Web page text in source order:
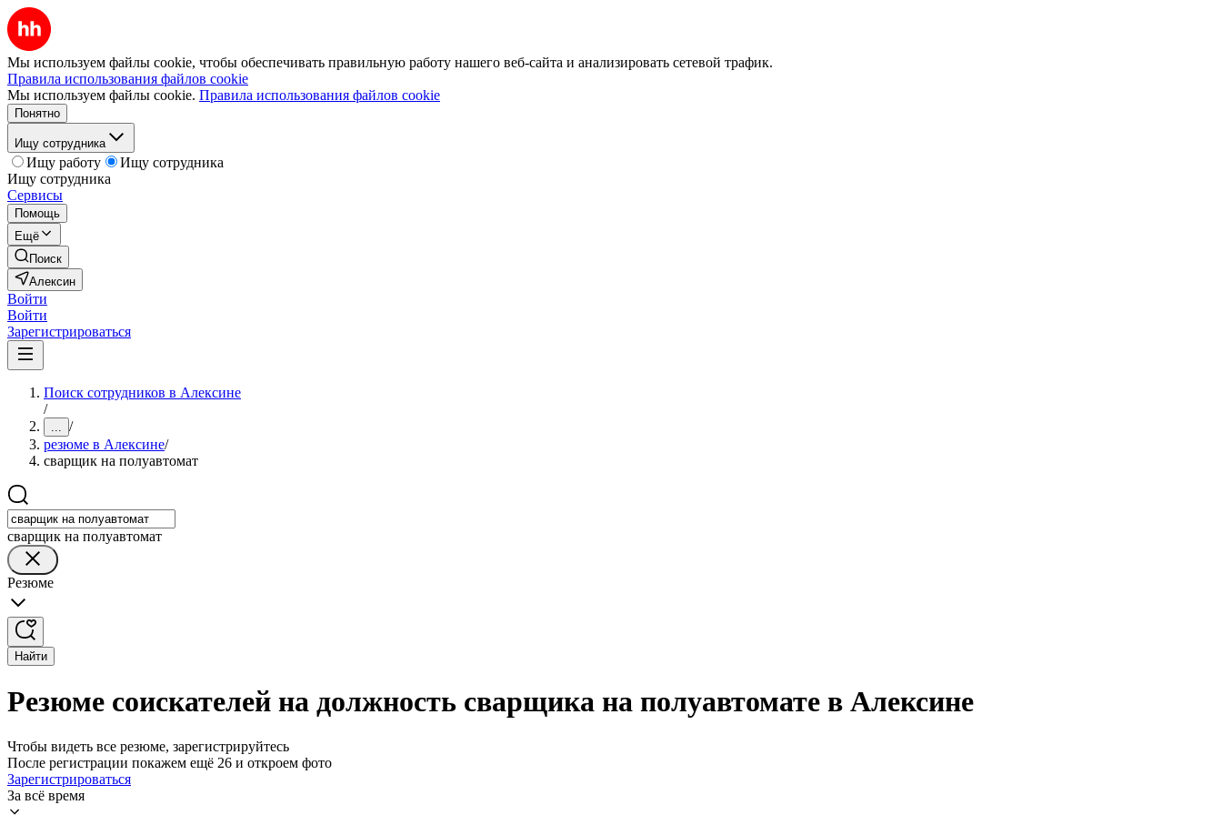
Мы используем файлы cookie, чтобы обеспечивать правильную работу нашего веб-сайта и анализировать сетевой трафик.
Правила использования файлов cookie
Мы используем файлы cookie. Правила использования файлов cookie
Понятно
Ищу сотрудника
Ищу работу
Ищу сотрудника
Ищу сотрудника
Сервисы
Помощь
Ещё
Поиск
Алексин
Войти
Войти
Зарегистрироваться
Поиск сотрудников в Алексине
/
... /
резюме в Алексине/
сварщик на полуавтомат
сварщик на полуавтомат
Резюме
Найти
Резюме соискателей на должность сварщика на полуавтомате в Алексине
Чтобы видеть все резюме, зарегистрируйтесь
После регистрации покажем ещё 26 и откроем фото
Зарегистрироваться
За всё время